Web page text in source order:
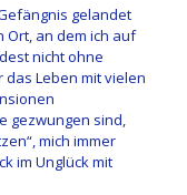
gelandet
Ort, an dem ich auf
nicht ohne
das Leben mit vielen
gezwungen sind,
mich immer
im Unglück mit